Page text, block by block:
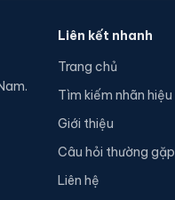
Liên kết nhanh
Trang chủ
Tìm kiếm nhãn hiệu
Giới thiệu
Câu hỏi thường gặp
Liên hệ